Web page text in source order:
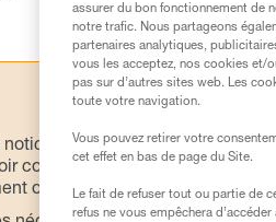
techniques des produits
compris les informations de la
d’informations.
assurer du bon fonctionnement de
notre trafic. Nous partageons
partenaires analytiques,
vous les acceptez, nos cookies et/
pas sur d’autres sites web. Les
toute votre navigation.
Vous pouvez retirer votre
cet effet en bas de page du Site.
Le fait de refuser tout ou partie de
refus ne vous empêchera d’accéder